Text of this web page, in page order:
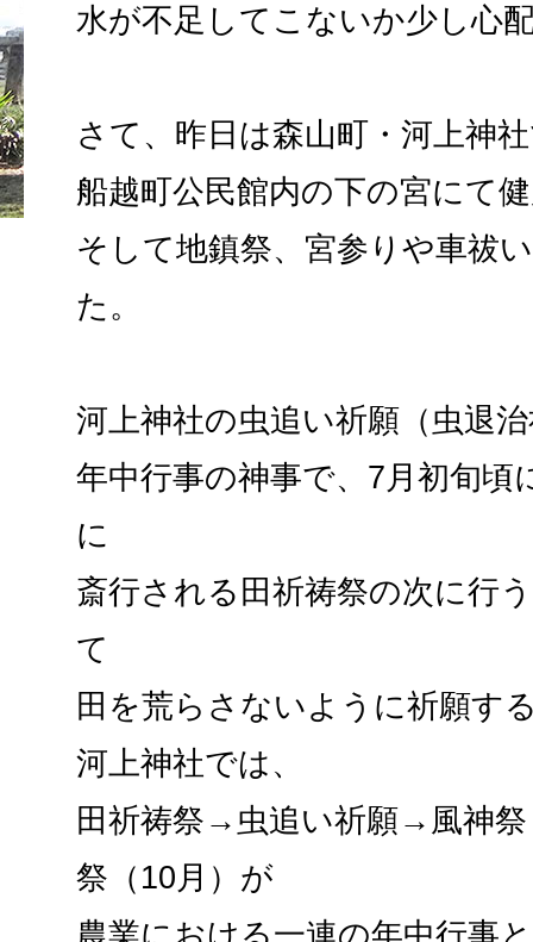
水が不足してこないか少し心
さて、昨日は森山町・河上神
船越町公民館内の下の宮にて
そして地鎮祭、宮参りや車祓
た。
河上神社の虫追い祈願（虫退
年中行事の神事で、7月初旬頃
に
斎行される田祈祷祭の次に行
て
田を荒らさないように祈願す
河上神社では、
田祈祷祭→虫追い祈願→風神
祭（10月）が
農業における一連の年中行事